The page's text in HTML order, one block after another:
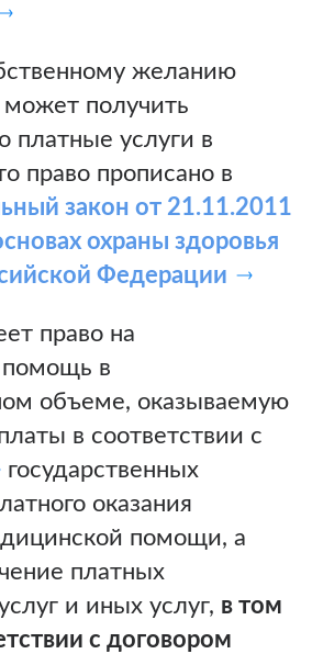
желанию
получить
платные услуги в
право прописано в
закон от 21.11.2011
охраны здоровья
Федерации
право на
в
объеме, оказываемую
в соответствии с
государственных
оказания
помощи, а
платных
и иных услуг, в том
с договором